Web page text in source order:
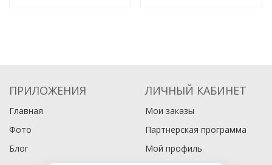
ПРИЛОЖЕНИЯ
Главная
Фото
Блог
ЛИЧНЫЙ КАБИНЕТ
Мои заказы
Партнерская программа
Мой профиль